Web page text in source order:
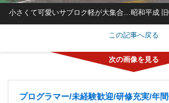
小さくて可愛いサブロク軽が大集合…昭和平成 旧
この記事へ戻る
プログラマー/未経験歓迎/研修充実/年